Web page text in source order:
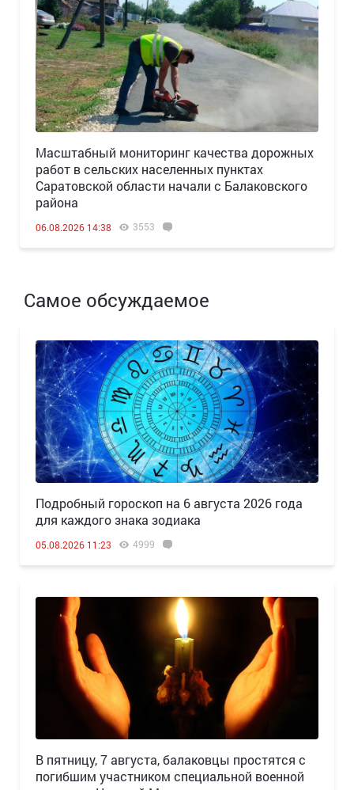
Масштабный мониторинг качества дорожных
работ в сельских населенных пунктах
Саратовской области начали с Балаковского
района
06.08.2026 14:38 3553
Самое обсуждаемое
Подробный гороскоп на 6 августа 2026 года
для каждого знака зодиака
05.08.2026 11:23 4999
В пятницу, 7 августа, балаковцы простятся с
погибшим участником специальной военной